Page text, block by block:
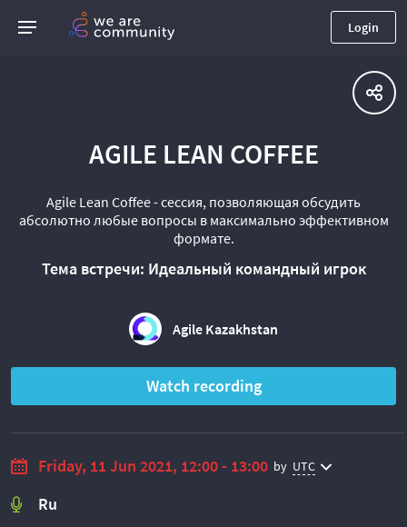
Login
AGILE LEAN COFFEE
Agile Lean Coffee - сессия, позволяющая обсудить
абсолютно любые вопросы в максимально эффективном
формате.
Тема встречи: Идеальный командный игрок
Agile Kazakhstan
Watch recording
Friday, 11 Jun 2021, 12:00 - 13:00 by UTC
Ru